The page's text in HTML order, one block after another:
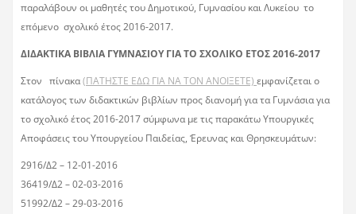
παραλάβουν οι μαθητές του Δημοτικού, Γυμνασίου και Λυκείου το
επόμενο σχολικό έτος 2016-2017.
ΔΙΔΑΚΤΙΚΑ ΒΙΒΛΙΑ ΓΥΜΝΑΣΙΟΥ ΓΙΑ ΤΟ ΣΧΟΛΙΚΟ ΕΤΟΣ 2016-2017
Στον πίνακα(ΠΑΤΗΣΤΕ ΕΔΩ ΓΙΑ ΝΑ ΤΟΝ ΑΝΟΙΞΕΤΕ) εμφανίζεται ο
κατάλογος των διδακτικών βιβλίων προς διανομή για τα Γυμνάσια για
το σχολικό έτος 2016-2017 σύμφωνα με τις παρακάτω Υπουργικές
Αποφάσεις του Υπουργείου Παιδείας, Έρευνας και Θρησκευμάτων:
2916/Δ2 – 12-01-2016
36419/Δ2 – 02-03-2016
51992/Δ2 – 29-03-2016